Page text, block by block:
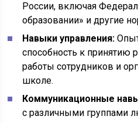
России, включая
образовании» и другие
Навыки управления:
способность к принятию
работы сотрудников и
школе.
Коммуникационные
с различными группами